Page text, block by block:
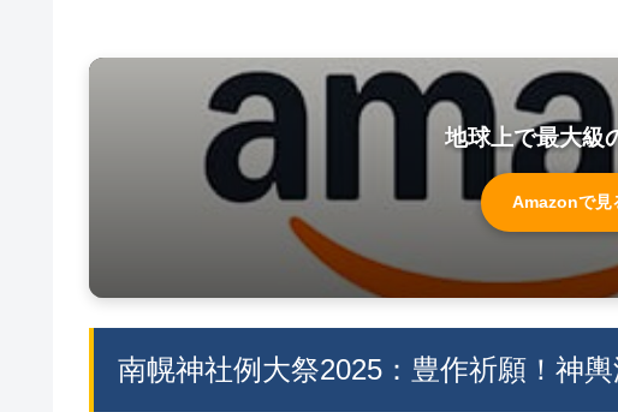
地球上で最大級
Amazonで見
南幌神社例大祭2025：豊作祈願！神